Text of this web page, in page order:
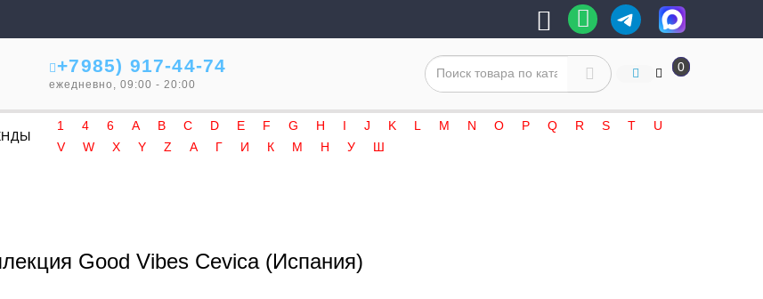
+7985) 917-44-74
ежедневно, 09:00 - 20:00
0
1 4 6 A B C D E F G H I J K L M N O P Q R S T
U
V
W X Y Z А Г И К М Н У
Ш
Good Vibes Cevica (Испания)